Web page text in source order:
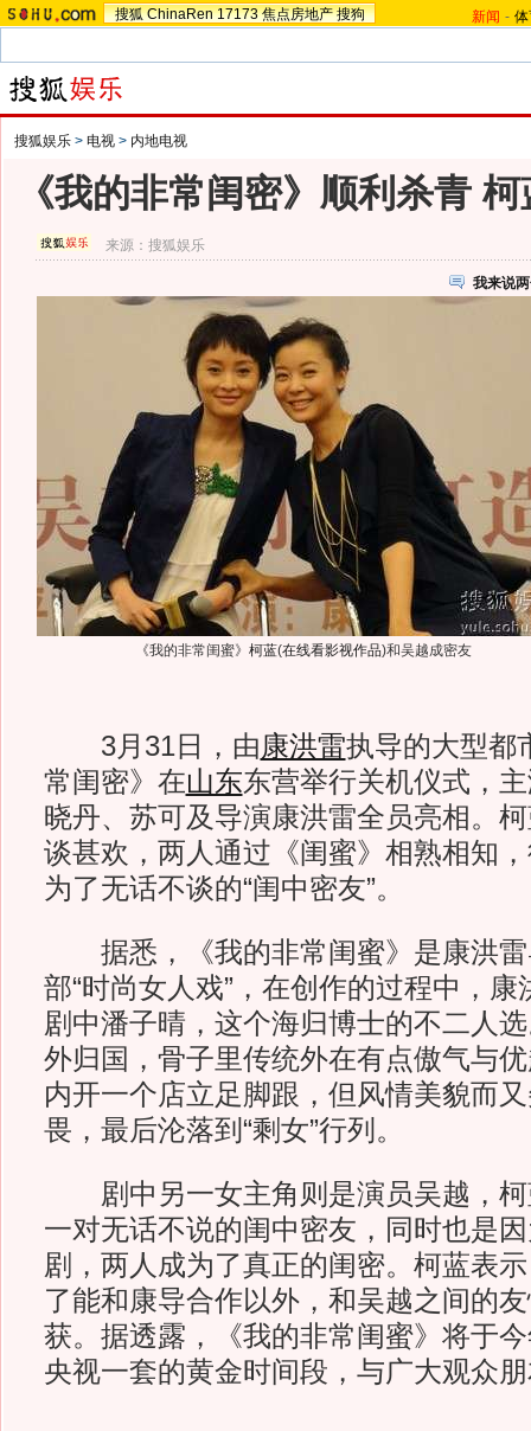
搜狐 ChinaRen 17173 焦点房地产 搜狗 新闻 -
搜狐娱乐 > 电视 > 内地电视
《我的非常闺密》顺利杀青
来源：搜狐娱乐
我来说
《我的非常闺蜜》 柯蓝(在线看影视作品)和吴越成密友
3月31日，由康洪雷执导的大型都
常闺密》在山东东营举行关机仪式，
晓丹、苏可及导演康洪雷全员亮相。
谈甚欢，两人通过《闺蜜》相熟相知
为了无话不谈的“闺中密友”。
据悉，《我的非常闺蜜》是康洪雷
部“时尚女人戏”，在创作的过程中，
剧中潘子晴，这个海归博士的不二人
外归国，骨子里传统外在有点傲气与
内开一个店立足脚跟，但风情美貌而
畏，最后沦落到“剩女”行列。
剧中另一女主角则是演员吴越，柯
一对无话不说的闺中密友，同时也是
剧，两人成为了真正的闺密。柯蓝表
了能和康导合作以外，和吴越之间的
获。据透露，《我的非常闺蜜》将于
央视一套的黄金时间段，与广大观众